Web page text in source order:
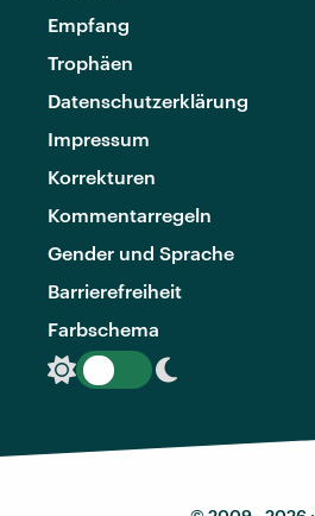
Empfang
Trophäen
Datenschutzerklärung
Impressum
Korrekturen
Kommentarregeln
Gender und Sprache
Barrierefreiheit
Farbschema